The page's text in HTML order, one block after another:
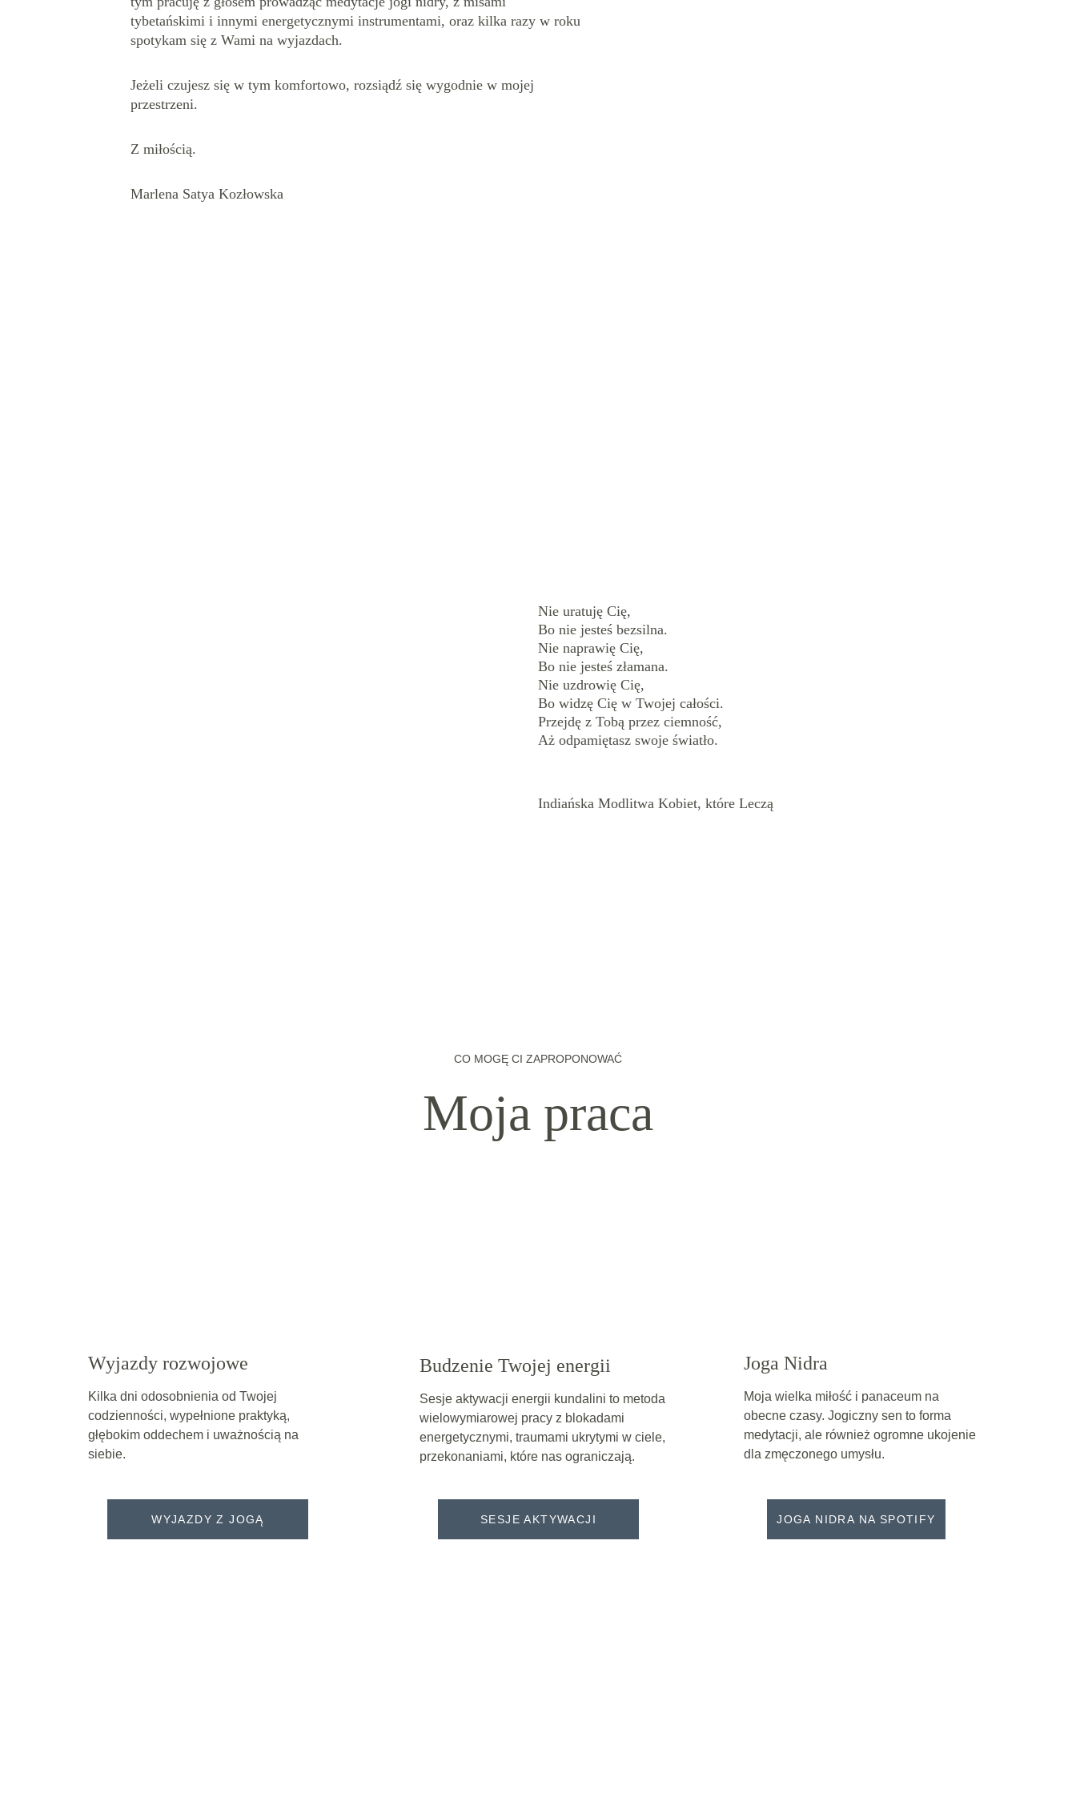
tybetańskimi i innymi energetycznymi instrumentami, oraz kilka razy w roku
spotykam się z Wami na wyjazdach.
Jeżeli czujesz się w tym komfortowo, rozsiądź się wygodnie w mojej
przestrzeni.
Z miłością.
Marlena Satya Kozłowska
Nie uratuję Cię,
Bo nie jesteś bezsilna.
Nie naprawię Cię,
Bo nie jesteś złamana.
Nie uzdrowię Cię,
Bo widzę Cię w Twojej całości.
Przejdę z Tobą przez ciemność,
Aż odpamiętasz swoje światło.
Indiańska Modlitwa Kobiet, które Leczą
CO MOGĘ CI ZAPROPONOWAĆ
Moja praca
Wyjazdy rozwojowe
Kilka dni odosobnienia od Twojej
codzienności, wypełnione praktyką,
głębokim oddechem i uważnością na
siebie.
Joga Nidra
Moja wielka miłość i panaceum na
obecne czasy. Jogiczny sen to forma
medytacji, ale również ogromne ukojenie
dla zmęczonego umysłu.
JOGA NIDRA NA SPOTIFY
WYJAZDY Z JOGĄ
Budzenie Twojej energii
Sesje aktywacji energii kundalini to metoda
wielowymiarowej pracy z blokadami
energetycznymi, traumami ukrytymi w ciele,
przekonaniami, które nas ograniczają.
SESJE AKTYWACJI